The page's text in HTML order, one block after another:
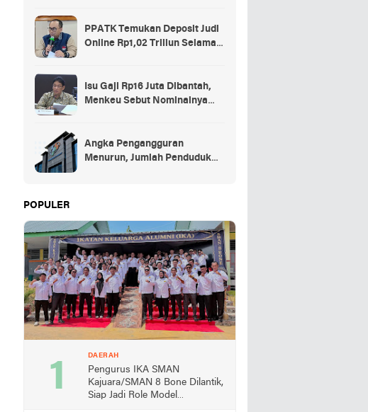
PPATK Temukan Deposit Judi
Online Rp1,02 Triliun Selama
Isu Gaji Rp16 Juta Dibantah,
Menkeu Sebut Nominalnya
Angka Pengangguran
Menurun, Jumlah Penduduk
POPULER
DAERAH
Pengurus IKA SMAN
Kajuara/SMAN 8 Bone Dilantik,
Siap Jadi Role Model